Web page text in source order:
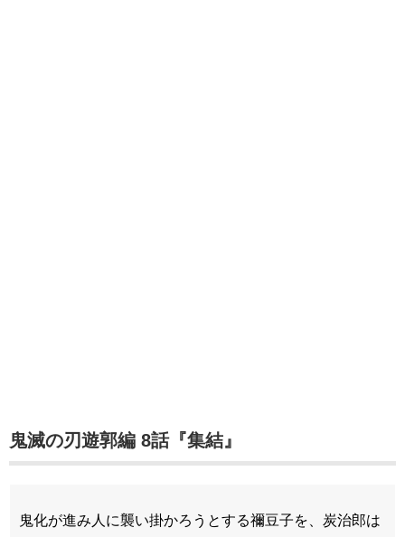
鬼滅の刃遊郭編 8話『集結』
鬼化が進み人に襲い掛かろうとする禰豆子を、炭治郎は